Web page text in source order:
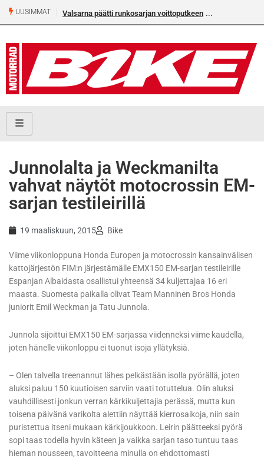
UUSIMMAT Valsarna päätti runkosarjan voittoputkeen
Junnolalta ja Weckmanilta
vahvat näytöt motocrossin EM-
sarjan testileirillä
19 maaliskuun, 2015 Bike
Viime viikonloppuna Honda Europen ja motocrossin kansainvälisen
kattojärjestön FIM:n järjestämälle EMX150 EM-sarjan testileirille
Espanjan Albaidasta osallistui yhteensä 34 kuljettajaa 16 eri
maasta. Suomesta paikalla olivat Team Manninen Bros Honda
juniorit Emil Weckman ja Tatu Junnola.
Junnola sijoittui EMX150 EM-sarjassa viidenneksi viime kaudella,
joten hänelle viikonloppu ei tuonut isoja yllätyksiä.
– Olen talvella treenannut lähes pelkästään isolla pyörällä, joten
aluksi paluu 150 kuutioisen sarviin vaati totuttelua. Olin aluksi
vauhdillisesti jonkun verran kärkikuljettajia perässä, mutta kun
toisena päivänä varikolta alettiin näyttää kierrosaikoja, niin sain
puristettua itseni mukaan kärkijoukkoon. Leirin päätteeksi pyörä
sopi taas todella hyvin käteen ja vaikka sarjan taso tuntuu taas
hieman nousseen, tavoitteena minulla on ehdottomasti